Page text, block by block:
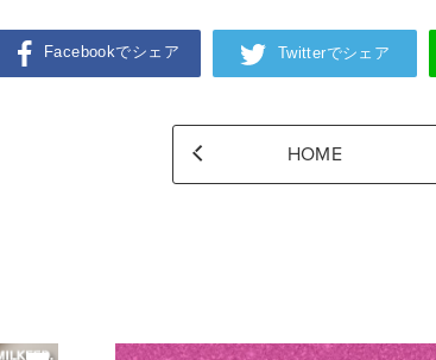
Facebookでシェア Twitterでシェア
HOME